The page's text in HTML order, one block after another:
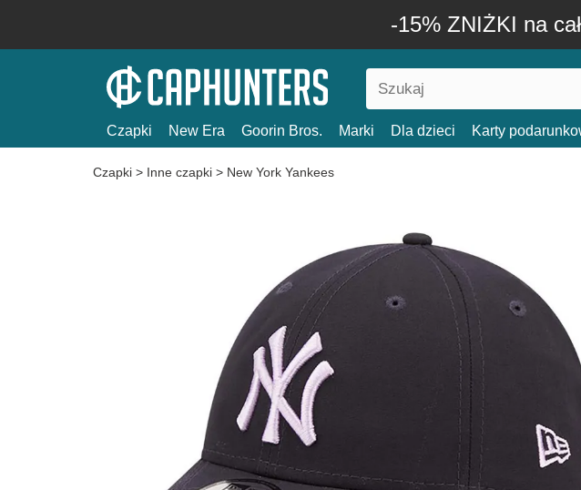
-15% ZNIŻKI na
Czapki New Era Goorin Bros. Marki Dla dzieci Karty
Czapki > Inne czapki > New York Yankees